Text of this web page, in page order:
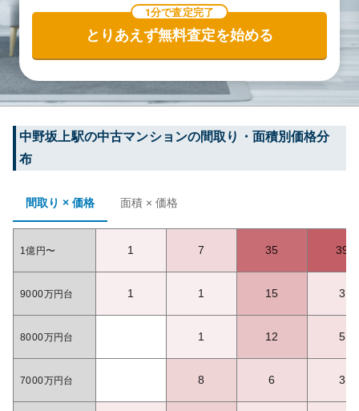
1分で査定完了
とりあえず無料査定を始める
中野坂上駅の中古マンションの間取り・面積別価格分
布
間取り × 価格 面積 × 価格
1億円〜 1 7 35 39
9000万円台 1 1 15 3
8000万円台 1 12 5
7000万円台 8 6 3